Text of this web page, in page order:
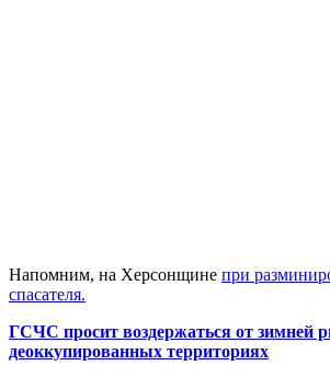
Напомним, на Херсонщине при
спасателя.
ГСЧС просит воздержаться от зимней
деоккупированных территориях